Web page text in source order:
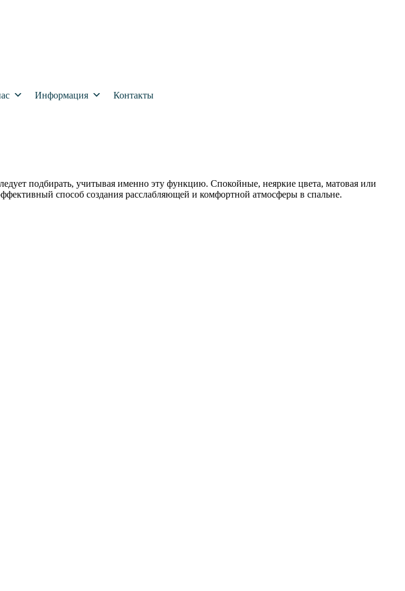
Информация Контакты
подбирать, учитывая именно эту функцию. Спокойные, неяркие цвета, матовая или
способ создания расслабляющей и комфортной атмосферы в спальне.